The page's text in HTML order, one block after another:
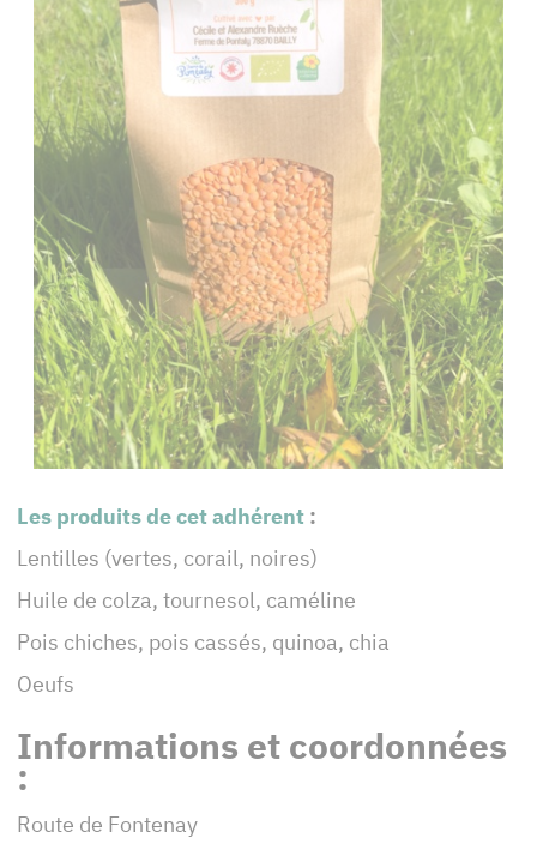
Les produits de cet adhérent :
Lentilles (vertes, corail, noires)
Huile de colza, tournesol, caméline
Pois chiches, pois cassés, quinoa, chia
Oeufs
Informations et coordonnées
:
Route de Fontenay